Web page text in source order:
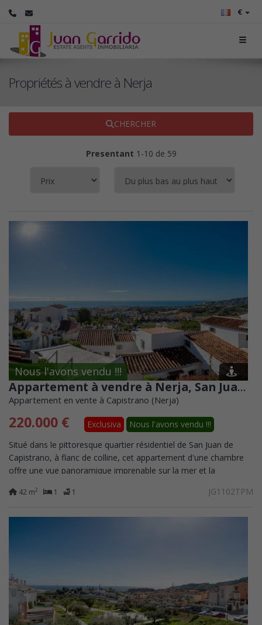
€
Propriétés à vendre à Nerja
CHERCHER
Presentant 1-10 de 59
Nous l'avons vendu !!!
Appartement à vendre à Nerja, San Juan de Caspitrano
Appartement en vente à Capistrano (Nerja)
220.000 € Exclusiva
Nous l'avons vendu !!!
Situé dans le pittoresque quartier résidentiel de San Juan de
Capistrano, à flanc de colline, cet appartement d'une chambre
offre une vue panoramique imprenable sur la mer et la
42 m2 1 1 JG1102TPM